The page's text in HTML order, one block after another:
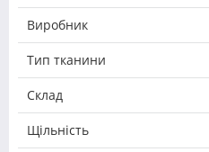
Виробник
Тип тканини
Склад
Щільність